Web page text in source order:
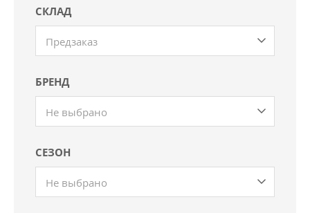
СКЛАД
Предзаказ
БРЕНД
Не выбрано
СЕЗОН
Не выбрано